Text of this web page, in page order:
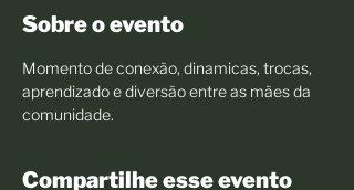
Sobre o evento
Momento de conexão, dinamicas, trocas,
aprendizado e diversão entre as mães da
comunidade.
Compartilhe esse evento